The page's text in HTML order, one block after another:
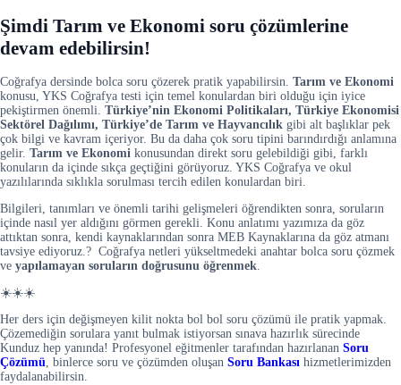
Şimdi Tarım ve Ekonomi soru çözümlerine
devam edebilirsin!
Coğrafya dersinde bolca soru çözerek pratik yapabilirsin. Tarım ve Ekonomi
konusu, YKS Coğrafya testi için temel konulardan biri olduğu için iyice
pekiştirmen önemli. Türkiye’nin Ekonomi Politikaları, Türkiye Ekonomisi
Sektörel Dağılımı, Türkiye’de Tarım ve Hayvancılık gibi alt başlıklar pek
çok bilgi ve kavram içeriyor. Bu da daha çok soru tipini barındırdığı anlamına
gelir. Tarım ve Ekonomi konusundan direkt soru gelebildiği gibi, farklı
konuların da içinde sıkça geçtiğini görüyoruz. YKS Coğrafya ve okul
yazılılarında sıklıkla sorulması tercih edilen konulardan biri.
Bilgileri, tanımları ve önemli tarihi gelişmeleri öğrendikten sonra, soruların
içinde nasıl yer aldığını görmen gerekli. Konu anlatımı yazımıza da göz
attıktan sonra, kendi kaynaklarından sonra MEB Kaynaklarına da göz atmanı
tavsiye ediyoruz.? Coğrafya netleri yükseltmedeki anahtar bolca soru çözmek
ve yapılamayan soruların doğrusunu öğrenmek.
☀️☀️☀️
Her ders için değişmeyen kilit nokta bol bol soru çözümü ile pratik yapmak.
Çözemediğin sorulara yanıt bulmak istiyorsan sınava hazırlık sürecinde
Kunduz hep yanında! Profesyonel eğitmenler tarafından hazırlanan Soru
Çözümü, binlerce soru ve çözümden oluşan Soru Bankası hizmetlerimizden
faydalanabilirsin.